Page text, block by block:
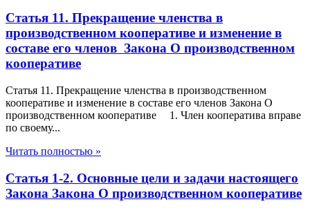
Статья 11. Прекращение членства в
производственном кооперативе и изменение в
составе его членов Закона О производственном
кооперативе
Статья 11. Прекращение членства в производственном
кооперативе и изменение в составе его членов Закона О
производственном кооперативе 1. Член кооператива вправе
по своему...
Читать полностью »
Статья 1-2. Основные цели и задачи настоящего
Закона Закона О производственном кооперативе